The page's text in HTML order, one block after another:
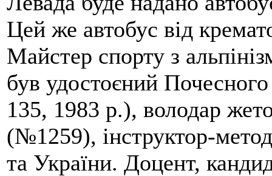
Цей же автобус від
Майстер спорту з
був удостоєний
135, 1983 р.), володар
(№1259), інструктор-
та України. Доцент,